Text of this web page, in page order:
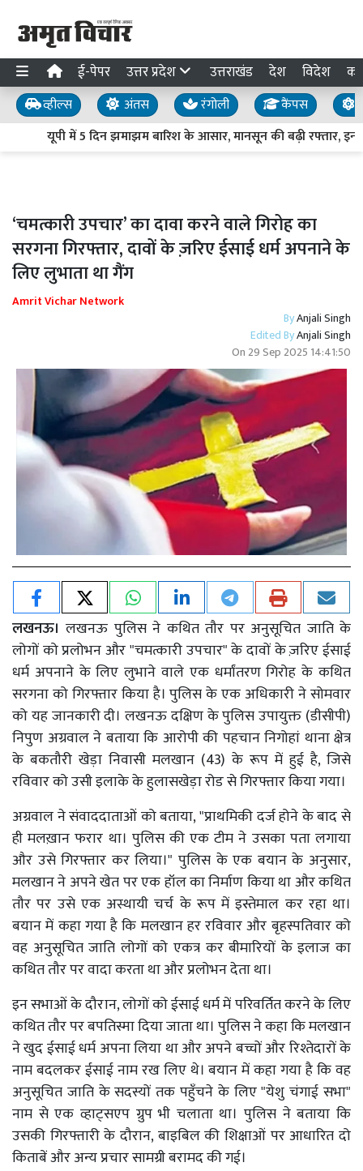
ई-पेपर उत्तर प्रदेश उत्तराखंड देश विदेश
व्हील्स अंतस रंगोली कैंपस
यूपी में 5 दिन झमाझम बारिश के आसार, मानसून की बढ़ी रफ्तार, इन
‘चमत्कारी उपचार’ का दावा करने वाले गिरोह का
सरगना गिरफ्तार, दावों के ज़रिए ईसाई धर्म अपनाने के
लिए लुभाता था गैंग
Amrit Vichar Network
ByAnjali Singh
Edited ByAnjali Singh
On 29 Sep 2025 14:41:50
लखनऊ।लखनऊ पुलिस ने कथित तौर पर अनुसूचित जाति के
लोगों को प्रलोभन और "चमत्कारी उपचार" के दावों के ज़रिए ईसाई
धर्म अपनाने के लिए लुभाने वाले एक धर्मांतरण गिरोह के कथित
सरगना को गिरफ्तार किया है। पुलिस के एक अधिकारी ने सोमवार
को यह जानकारी दी। लखनऊ दक्षिण के पुलिस उपायुक्त (डीसीपी)
निपुण अग्रवाल ने बताया कि आरोपी की पहचान निगोहां थाना क्षेत्र
के बकतौरी खेड़ा निवासी मलखान (43) के रूप में हुई है, जिसे
रविवार को उसी इलाके के हुलासखेड़ा रोड से गिरफ्तार किया गया।
अग्रवाल ने संवाददाताओं को बताया, "प्राथमिकी दर्ज होने के बाद से
ही मलख़ान फरार था। पुलिस की एक टीम ने उसका पता लगाया
और उसे गिरफ्तार कर लिया।" पुलिस के एक बयान के अनुसार,
मलखान ने अपने खेत पर एक हॉल का निर्माण किया था और कथित
तौर पर उसे एक अस्थायी चर्च के रूप में इस्तेमाल कर रहा था।
बयान में कहा गया है कि मलखान हर रविवार और बृहस्पतिवार को
वह अनुसूचित जाति लोगों को एकत्र कर बीमारियों के इलाज का
कथित तौर पर वादा करता था और प्रलोभन देता था।
इन सभाओं के दौरान, लोगों को ईसाई धर्म में परिवर्तित करने के लिए
कथित तौर पर बपतिस्मा दिया जाता था। पुलिस ने कहा कि मलखान
ने खुद ईसाई धर्म अपना लिया था और अपने बच्चों और रिश्तेदारों के
नाम बदलकर ईसाई नाम रख लिए थे। बयान में कहा गया है कि वह
अनुसूचित जाति के सदस्यों तक पहुँचने के लिए "येशु चंगाई सभा"
नाम से एक व्हाट्सएप ग्रुप भी चलाता था। पुलिस ने बताया कि
उसकी गिरफ्तारी के दौरान, बाइबिल की शिक्षाओं पर आधारित दो
किताबें और अन्य प्रचार सामग्री बरामद की गई।